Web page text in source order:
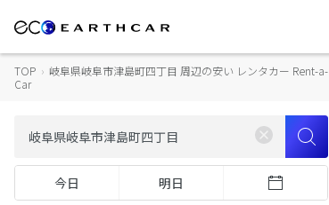
TOP › 岐阜県岐阜市津島町四丁目 周辺の安い レンタカー Rent-a-
Car
今日 明日